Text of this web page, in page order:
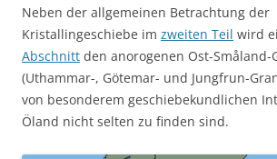
Neben der allgemeinen Betrachtung der
Kristallingeschiebe im zweiten Teil wird
Abschnitt den anorogenen Ost-Småland-
(Uthammar-, Götemar- und Jungfrun-
von besonderem geschiebekundlichen
Öland nicht selten zu finden sind.